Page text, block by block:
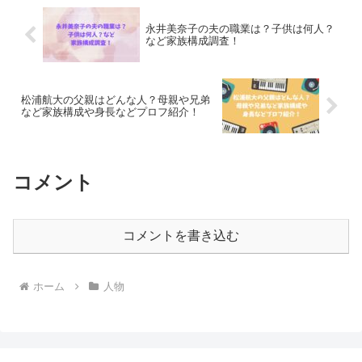
永井美奈子の夫の職業は？子供は何人？
など家族構成調査！
松浦航大の父親はどんな人？母親や兄弟
など家族構成や身長などプロフ紹介！
コメント
コメントを書き込む
ホーム 人物